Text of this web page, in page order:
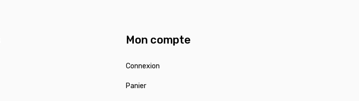
Mon compte
Connexion
Panier